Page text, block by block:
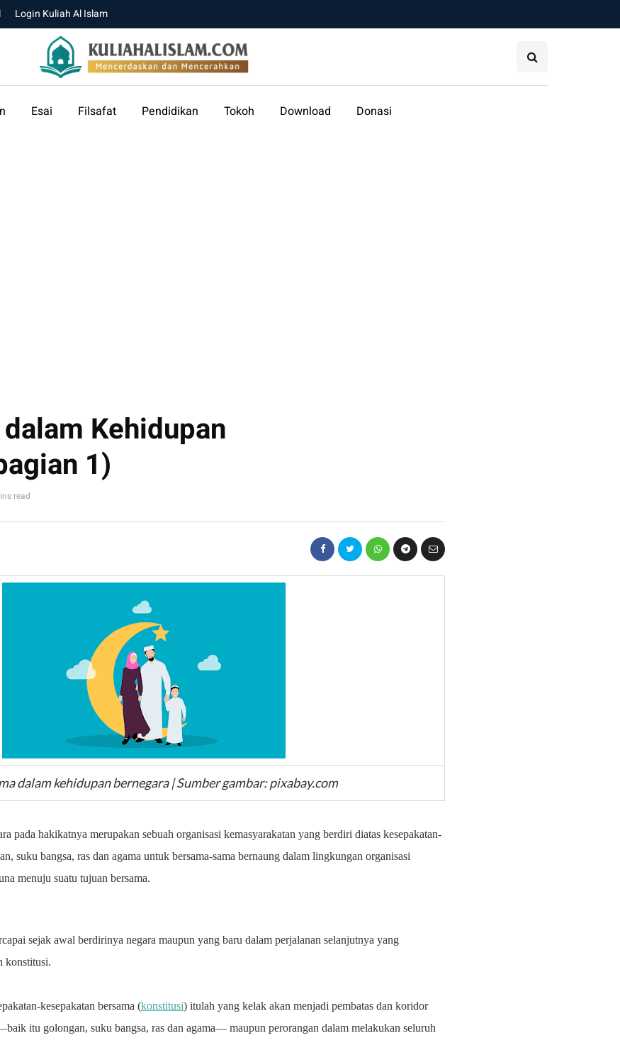
Login Kuliah Al Islam
Esai Filsafat Pendidikan Tokoh Download Donasi
Kehidupan
1)
read
dalam kehidupan bernegara | Sumber gambar: pixabay.com
pada hakikatnya merupakan sebuah organisasi kemasyarakatan yang berdiri diatas kesepakatan-
suku bangsa, ras dan agama untuk bersama-sama bernaung dalam lingkungan organisasi
menuju suatu tujuan bersama.
sejak awal berdirinya negara maupun yang baru dalam perjalanan selanjutnya yang
konstitusi.
kesepakatan bersama (konstitusi) itulah yang kelak akan menjadi pembatas dan koridor
itu golongan, suku bangsa, ras dan agama— maupun perorangan dalam melakukan seluruh